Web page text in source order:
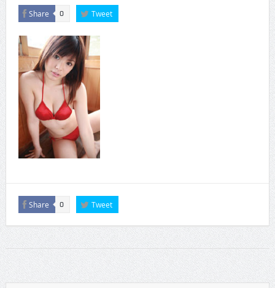
Share 0 Tweet
Share 0 Tweet